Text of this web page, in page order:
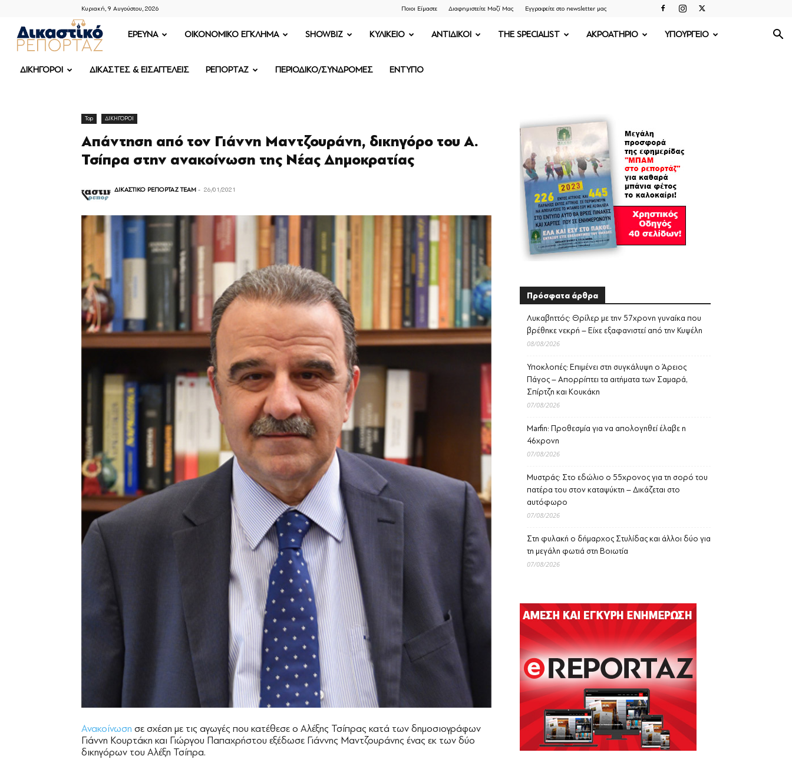
Κυριακή, 9 Αυγούστου, 2026 Ποιοι Είμαστε Διαφημιστείτε Μαζί Μας Εγγραφείτε στο newsletter μας
ΔΙΚΑΣΤΙΚΟ
ΡΕΠΟΡΤΑΖ
ΕΡΕΥΝΑ OIKONOMIKO ΕΓΚΛΗΜΑ SHOWBIZ ΚΥΛΙΚΕΙΟ ΑΝΤΙΔΙΚΟΙ THE SPECIALIST ΑΚΡΟΑΤΗΡΙΟ ΥΠΟΥΡΓΕΙΟ
ΔΙΚΗΓΟΡΟΙ ΔΙΚΑΣΤΕΣ & ΕΙΣΑΓΓΕΛΕΙΣ ΡΕΠΟΡΤΑΖ ΠΕΡΙΟΔΙΚΟ/ΣΥΝΔΡΟΜΕΣ ΕΝΤΥΠΟ
Top ΔΙΚΗΓΟΡΟΙ
Απάντηση από τον Γιάννη Μαντζουράνη, δικηγόρο του Α.
Τσίπρα στην ανακοίνωση της Νέας Δημοκρατίας
ΔΙΚΑΣΤΙΚΟ ΡΕΠΟΡΤΑΖ TEAM - 26/01/2021
Ανακοίνωση σε σχέση με τις αγωγές που κατέθεσε ο Αλέξης Τσίπρας κατά των δημοσιογράφων
Γιάννη Κουρτάκη και Γιώργου Παπαχρήστου εξέδωσε Γιάννης Μαντζουράνης ένας εκ των δύο
δικηγόρων του Αλέξη Τσίπρα.
Πρόσφατα άρθρα
Λυκαβηττός: Θρίλερ με την 57χρονη γυναίκα που
βρέθηκε νεκρή – Είχε εξαφανιστεί από την Κυψέλη
08/08/2026
Υποκλοπές: Επιμένει στη συγκάλυψη ο Άρειος
Πάγος – Απορρίπτει τα αιτήματα των Σαμαρά,
Σπίρτζη και Κουκάκη
07/08/2026
Marfin: Προθεσμία για να απολογηθεί έλαβε η
46χρονη
07/08/2026
Μυστράς: Στο εδώλιο ο 55χρονος για τη σορό του
πατέρα του στον καταψύκτη – Δικάζεται στο
αυτόφωρο
07/08/2026
Στη φυλακή ο δήμαρχος Στυλίδας και άλλοι δύο για
τη μεγάλη φωτιά στη Βοιωτία
07/08/2026